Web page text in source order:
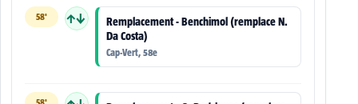
58' ↑↓
Remplacement - Benchimol (remplace N.
Da Costa)
Cap-Vert, 58e